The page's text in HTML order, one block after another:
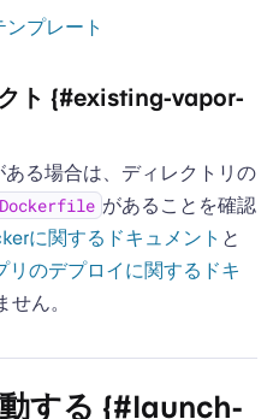
プレート
ト {#existing-vapor-
る場合は、ディレクトリの
Dockerfile があることを確認
に関するドキュメント と
のデプロイに関するドキ
ん。
する {#launch-